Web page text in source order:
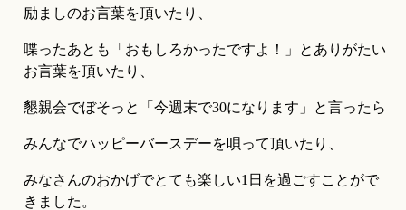
励ましのお言葉を頂いたり、
喋ったあとも「おもしろかったですよ！」とありがたい
お言葉を頂いたり、
懇親会でぼそっと「今週末で30になります」と言ったら
みんなでハッピーバースデーを唄って頂いたり、
みなさんのおかげでとても楽しい1日を過ごすことがで
きました。